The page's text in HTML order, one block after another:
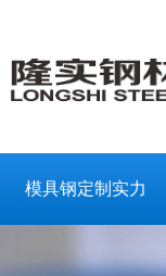
模具钢定制实力